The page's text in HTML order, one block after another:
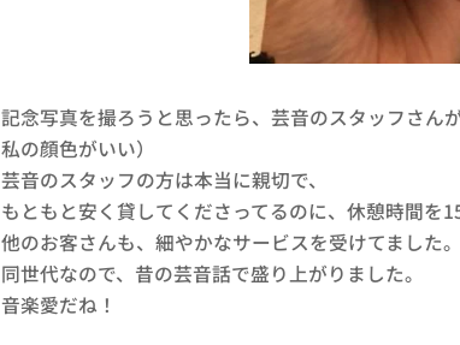
記念写真を撮ろうと思ったら、芸音のスタッフさん
私の顔色がいい）
芸音のスタッフの方は本当に親切で、
もともと安く貸してくださってるのに、休憩時間を
他のお客さんも、細やかなサービスを受けてました。
同世代なので、昔の芸音話で盛り上がりました。
音楽愛だね！